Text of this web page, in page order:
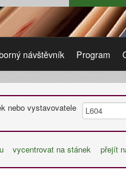
návštěvník Program
nebo vystavovatele
vycentrovat na stánek přejít